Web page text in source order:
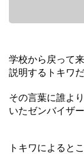
学校から戻って
説明するトキワ
その言葉に誰よ
いたゼンバイザー
トキワによると